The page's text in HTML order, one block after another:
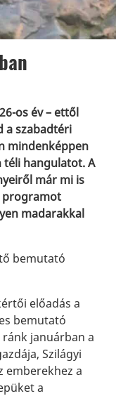
os év – ettől
a szabadtéri
mindenképpen
téli hangulatot. A
már mi is
programot
madarakkal
bemutató
előadás a
bemutató
januárban a
Szilágyi
emberekhez a
a